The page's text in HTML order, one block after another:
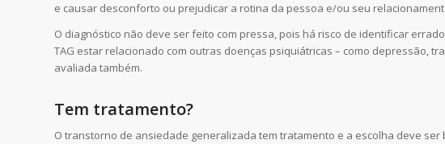
e causar desconforto ou prejudicar a rotina da pessoa e/ou seu
O diagnóstico não deve ser feito com pressa, pois há risco de identificar
TAG estar relacionado com outras doenças psiquiátricas – como depressão,
avaliada também.
Tem tratamento?
O transtorno de ansiedade generalizada tem tratamento e a escolha deve